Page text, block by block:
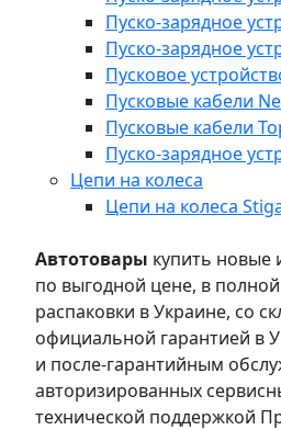
Пуско-зарядное
Пуско-зарядное
Пусковое
Пусковые кабели
Пусковые кабели
Пуско-зарядное
Цепи на колеса
Цепи на колеса
Автотовары купить новые
по выгодной цене, в
распаковки в Украине, со
официальной гарантией в
и после-гарантийным
авторизированных
технической поддержкой